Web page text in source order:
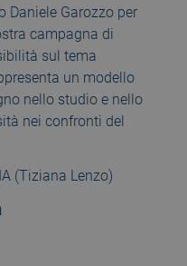
Daniele Garozzo per
campagna di
sul tema
un modello
nello studio e nello
nei confronti del
(Tiziana Lenzo)